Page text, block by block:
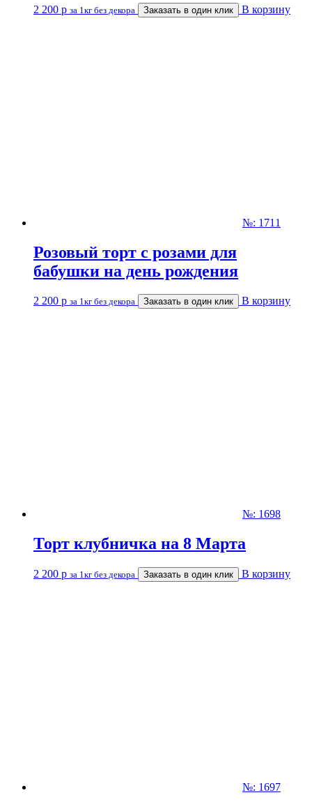
2 200 р за 1кг без декора Заказать в один клик В корзину
№: 1711
Розовый торт с розами для
бабушки на день рождения
2 200 р за 1кг без декора Заказать в один клик В корзину
№: 1698
Торт клубничка на 8 Марта
2 200 р за 1кг без декора Заказать в один клик В корзину
№: 1697